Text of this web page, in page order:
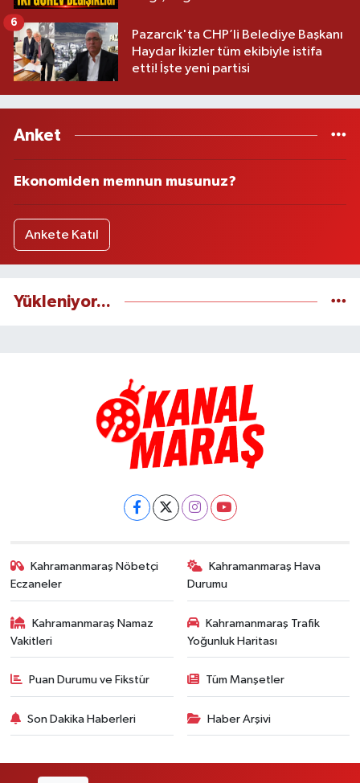
Pazarcık'ta CHP’li Belediye Başkanı
Haydar İkizler tüm ekibiyle istifa
etti! İşte yeni partisi
6
Anket
Ekonomiden memnun musunuz?
Ankete Katıl
Yükleniyor...
Kahramanmaraş Nöbetçi
Eczaneler
Kahramanmaraş Hava
Durumu
Kahramanmaraş Namaz
Vakitleri
Kahramanmaraş Trafik
Yoğunluk Haritası
Puan Durumu ve Fikstür Tüm Manşetler
Son Dakika Haberleri Haber Arşivi